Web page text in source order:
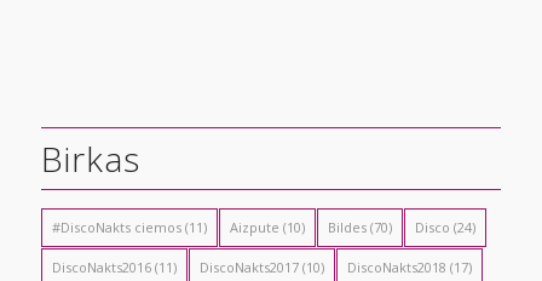
Birkas
#DiscoNakts ciemos(11) Aizpute (10) Bildes(70) Disco (24)
DiscoNakts2016(11) DiscoNakts2017(10) DiscoNakts2018 (17)